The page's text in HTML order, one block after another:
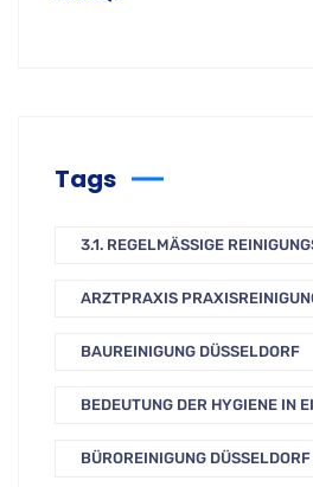
Tags
3.1. REGELMÄSSIGE
ARZTPRAXIS
BAUREINIGUNG DÜSSELDORF
BEDEUTUNG DER HYGIENE IN
BÜROREINIGUNG DÜSSELDORF